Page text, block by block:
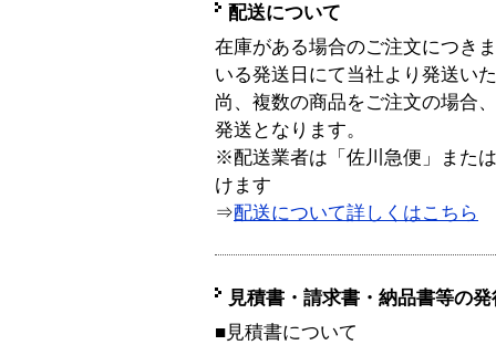
配送について
在庫がある場合のご注文につき
いる発送日にて当社より発送い
尚、複数の商品をご注文の場合
発送となります。
※配送業者は「佐川急便」また
けます
⇒配送について詳しくはこちら
見積書・請求書・納品書等の
■見積書について